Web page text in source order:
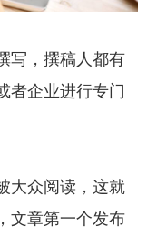
，撰稿人都有
者企业进行专门
众阅读，这就
文章第一个发布